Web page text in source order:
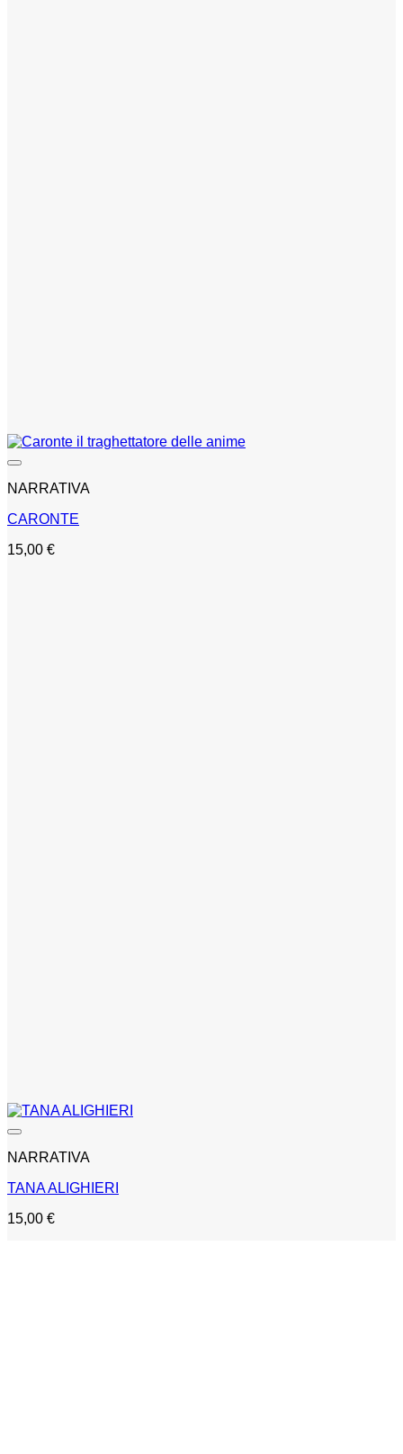
NARRATIVA
CARONTE
15,00 €
NARRATIVA
TANA ALIGHIERI
15,00 €